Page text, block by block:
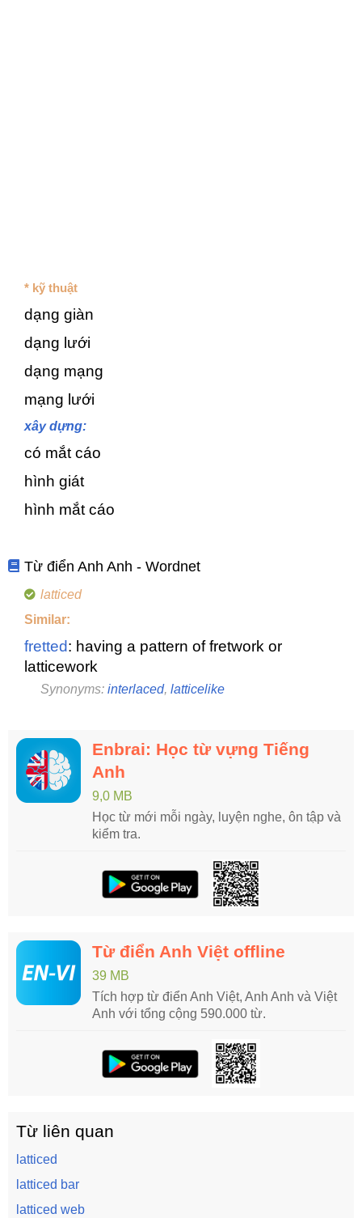
* kỹ thuật
dạng giàn
dạng lưới
dạng mạng
mạng lưới
xây dựng:
có mắt cáo
hình giát
hình mắt cáo
Từ điển Anh Anh - Wordnet
latticed
Similar:
fretted: having a pattern of fretwork or
latticework
Synonyms: interlaced, latticelike
Enbrai: Học từ vựng Tiếng
Anh
9,0 MB
Học từ mới mỗi ngày, luyện nghe, ôn tập và
kiểm tra.
Từ điển Anh Việt offline
39 MB
Tích hợp từ điển Anh Việt, Anh Anh và Việt
Anh với tổng cộng 590.000 từ.
Từ liên quan
latticed
latticed bar
latticed web